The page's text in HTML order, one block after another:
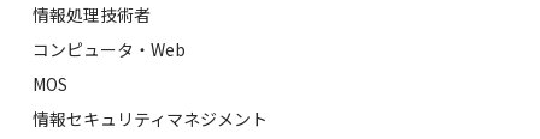
情報処理技術者
コンピュータ・Web
MOS
情報セキュリティマネジメント